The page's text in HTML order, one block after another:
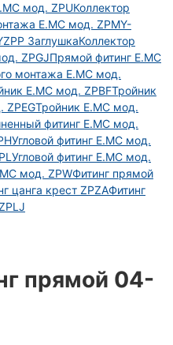
мод. ZPUКоллектор
E.MC мод. ZPMY-
ZPP ЗаглушкаКоллектор
ZPGJПрямой фитинг E.MC
монтажа E.MC мод.
E.MC мод. ZPBFТройник
ZPEGТройник E.MC мод.
фитинг E.MC мод.
Угловой фитинг E.MC мод.
Угловой фитинг E.MC мод.
мод. ZPWФитинг прямой
цанга крест ZPZAФитинг
прямой 04-